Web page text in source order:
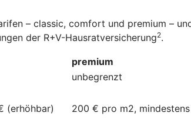
– classic, comfort und premium –
der R+V-Hausratversicherung2.
premium
unbegrenzt
(erhöhbar) 200 € pro m2,